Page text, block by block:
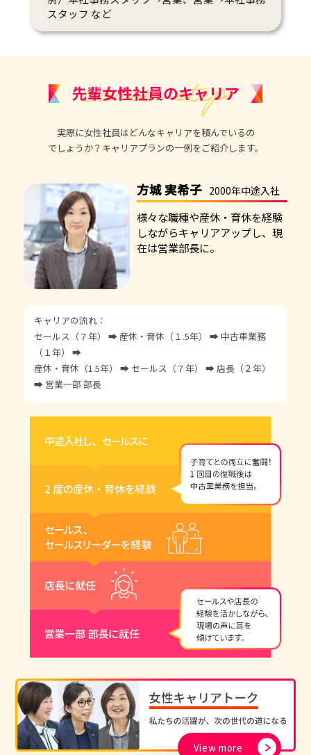
スタッフ など
実際に女性社員はどんなキャリアを積んでいるの
でしょうか？ キャリアプランの一例をご紹介します。
方城 実希子 2000年中途入社
様々な職種や産休・育休を経験
しながらキャリアアップし、現
在は営業部長に。
キャリアの流れ：
セールス（７年） ➡ 産休・育休（１.5年） ➡ 中古車業務
（１年） ➡
産休・育休（1.5年） ➡ セールス（７年） ➡ 店長（２年）
➡ 営業一部 部長
View more